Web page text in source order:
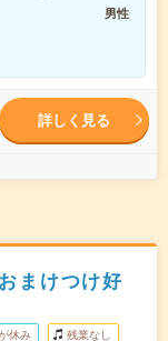
男性
詳しく見る
まけつけ好
休み 残業なし